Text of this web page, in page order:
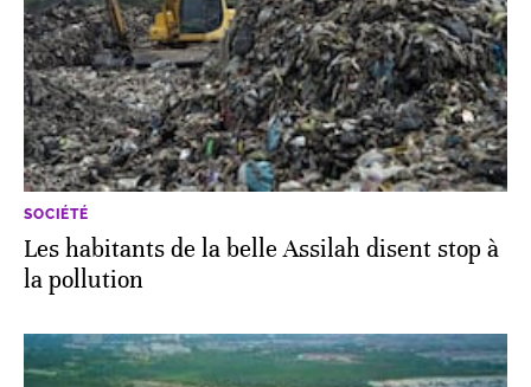
SOCIÉTÉ
Les habitants de la belle Assilah disent stop à
la pollution